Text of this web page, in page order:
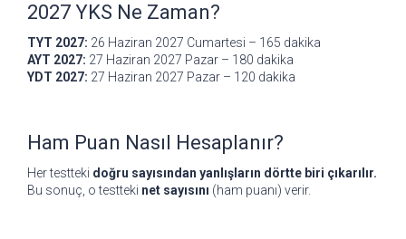
2027 YKS Ne Zaman?
TYT 2027: 26 Haziran 2027 Cumartesi – 165 dakika
AYT 2027: 27 Haziran 2027 Pazar – 180 dakika
YDT 2027: 27 Haziran 2027 Pazar – 120 dakika
Ham Puan Nasıl Hesaplanır?
Her testteki doğru sayısından yanlışların dörtte biri çıkarılır.
Bu sonuç, o testteki net sayısını (ham puanı) verir.